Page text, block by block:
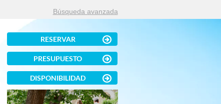
Búsqueda avanzada
RESERVAR
PRESUPUESTO
DISPONIBILIDAD